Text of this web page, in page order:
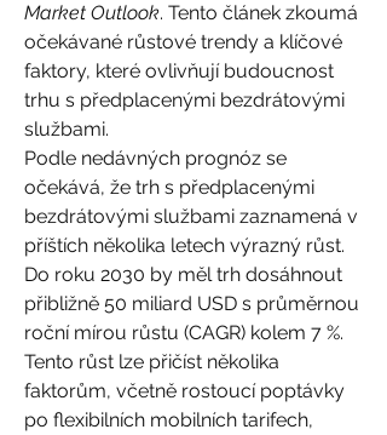
Market Outlook. Tento článek zkoumá
očekávané růstové trendy a klíčové
faktory, které ovlivňují budoucnost
trhu s předplacenými bezdrátovými
službami.
Podle nedávných prognóz se
očekává, že trh s předplacenými
bezdrátovými službami zaznamená v
příštích několika letech výrazný růst.
Do roku 2030 by měl trh dosáhnout
přibližně 50 miliard USD s průměrnou
roční mírou růstu (CAGR) kolem 7 %.
Tento růst lze přičíst několika
faktorům, včetně rostoucí poptávky
po flexibilních mobilních tarifech,